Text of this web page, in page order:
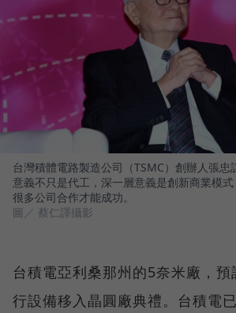
台灣積體電路製造公司（TSMC）創辦人張忠
意義不只是代工，深一層意義是創新商業模
很多公司合作才能成功。
圖／ 蔡仁譯攝影
台積電亞利桑那州的5奈米廠，
行設備移入晶圓廠典禮。台積電